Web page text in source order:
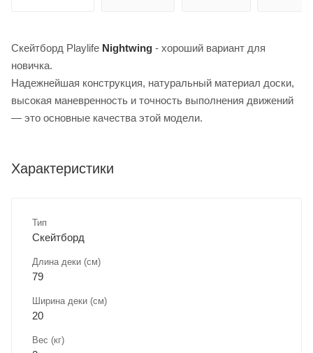
Скейтборд Playlife Nightwing ​ - хороший вариант для
новичка.
Надежнейшая конструкция, натуральный материал доски,
высокая маневренность и точность выполнения движений
— это основные качества этой модели.
Характеристики
Тип
Скейтборд
Длина деки (см)
79
Ширина деки (см)
20
Вес (кг)